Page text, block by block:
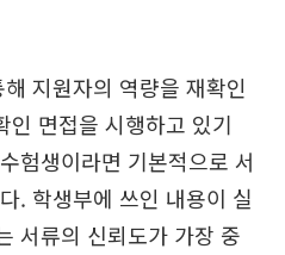
지원자의 역량을 재확인
인 면접을 시행하고 있기
험생이라면 기본적으로 서
. 학생부에 쓰인 내용이 실
서류의 신뢰도가 가장 중